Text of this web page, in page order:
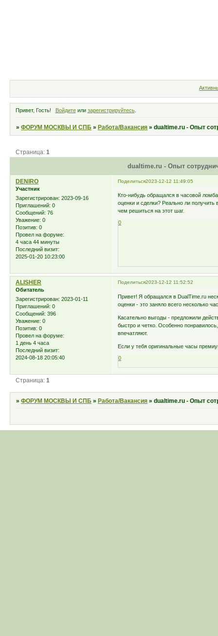
Привет, Гость! Войдитеили зарегистрируйтесь.
»ФОРУМ МОСКВЫ И СПБ »Работа/Вакансия »dualtime.ru - Опыт
dualtime.ru - Опыт
Страница:1
Поделиться2023-12-12 11:49:05
DENIRO
Участник
Зарегистрирован: 2023-09-16
Приглашений: 0
Сообщений: 76
Уважение: 0
Позитив: 0
Провел на форуме:
4 часа 44 минуты
Последний визит:
2025-01-20 10:23:00
Кто-нибудь обращался в часовой
оценки и сделки? Реально ли
чем решиться на этот шаг.
0
Поделиться2023-12-12 11:52:52
ALISHER
Обитатель
Зарегистрирован: 2023-01-11
Приглашений: 0
Сообщений: 396
Уважение: 0
Позитив: 0
Провел на форуме:
1 день 4 часа
Последний визит:
2024-08-18 20:05:40
Привет! Я обращался в DualTime.ru
оценки - это заняло всего несколько
Касательно выгоды - предложили
быстро и четко. Особенно
впечатляют.
Если у тебя оригинальные часы
0
Страница:1
»ФОРУМ МОСКВЫ И СПБ » Работа/Вакансия »dualtime.ru - Опыт